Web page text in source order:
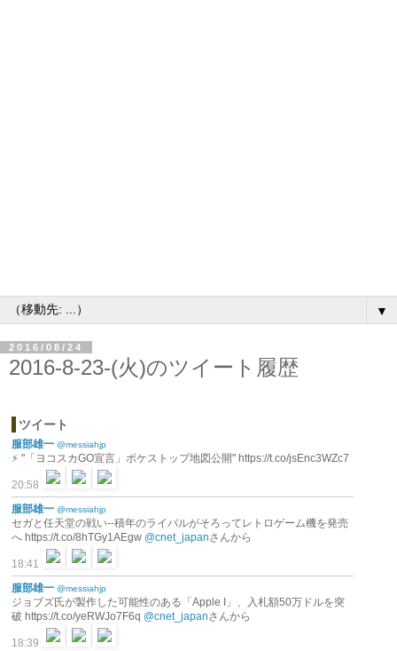
▼
2016/08/24
2016-8-23-(火)のツイート履歴
ツイート
服部雄一 @messiahjp
⚡️ "「ヨコスカGO宣言」ポケストップ地図公開" https://t.co/jsEnc3WZc7
20:58
服部雄一 @messiahjp
セガと任天堂の戦い--積年のライバルがそろってレトロゲーム機を発売
へ https://t.co/8hTGy1AEgw @cnet_japanさんから
18:41
服部雄一 @messiahjp
ジョブズ氏が製作した可能性のある「Apple I」、入札額50万ドルを突
破 https://t.co/yeRWJo7F6q @cnet_japanさんから
18:39